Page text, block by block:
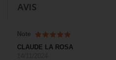
AVIS
Note
CLAUDE LA ROSA